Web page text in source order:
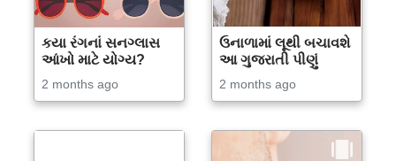
કયા રંગનાં સનગ્લાસ
આંખો માટે યોગ્ય?
2 months ago
ઉનાળામાં લૂથી બચાવશે
આ ગુજરાતી પીણું
2 months ago